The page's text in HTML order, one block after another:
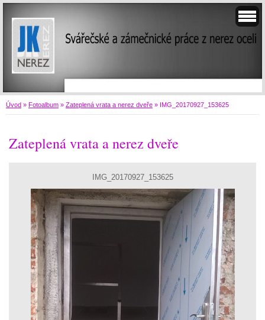
Úvod » Fotoalbum » Zateplená vrata a nerez dveře » IMG_20170927_153625
Zateplená vrata a nerez dveře
IMG_20170927_153625